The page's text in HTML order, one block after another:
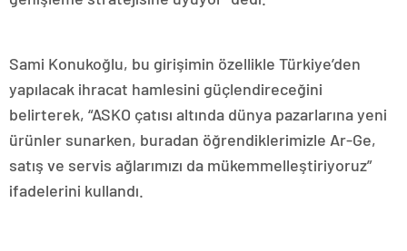
Sami Konukoğlu, bu girişimin özellikle Türkiye’den
yapılacak ihracat hamlesini güçlendireceğini
belirterek, “ASKO çatısı altında dünya pazarlarına yeni
ürünler sunarken, buradan öğrendiklerimizle Ar-Ge,
satış ve servis ağlarımızı da mükemmelleştiriyoruz”
ifadelerini kullandı.